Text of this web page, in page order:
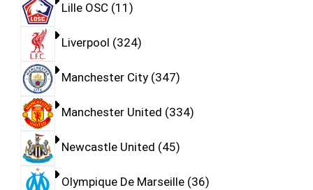
Lille OSC 11
Liverpool 324
Manchester City 347
Manchester United 334
Newcastle United 45
Olympique De Marseille 36